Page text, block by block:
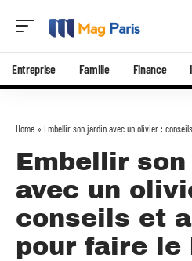
Entreprise Famille Finance
Home » Embellir son jardin avec un olivier :
Embellir
avec un
conseils et
pour faire le